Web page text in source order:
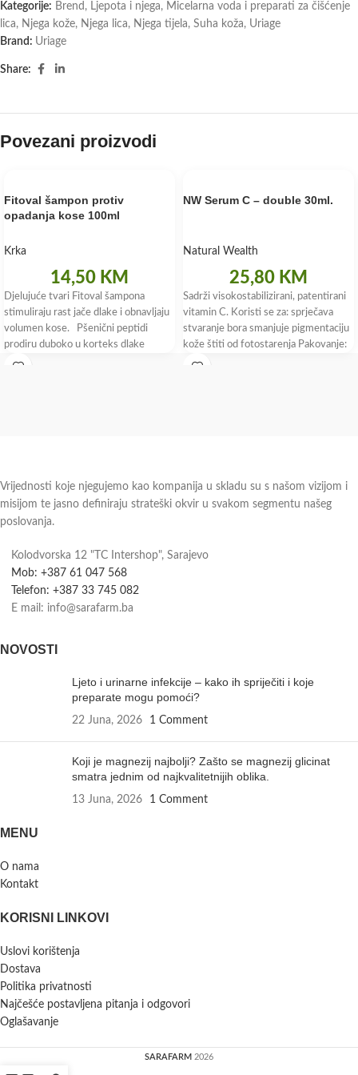
Kategorije: Brend , Ljepota i njega, Micelarna voda i preparati za čišćenje
lica, Njega kože, Njega lica, Njega tijela, Suha koža, Uriage
Brand: Uriage
Share:
Povezani proizvodi
Fitoval šampon protiv
opadanja kose 100ml
Krka
14,50 KM
Djelujuće tvari Fitoval šampona
stimuliraju rast jače dlake i obnavljaju
volumen kose. Pšenični peptidi
prodiru duboko u korteks dlake
NW Serum C – double 30ml.
Natural Wealth
25,80 KM
Sadrži visokostabilizirani, patentirani
vitamin C. Koristi se za: sprječava
stvaranje bora smanjuje pigmentaciju
kože štiti od fotostarenja Pakovanje:
30 ml.
Vrijednosti koje njegujemo kao kompanija u skladu su s našom vizijom i
misijom te jasno definiraju strateški okvir u svakom segmentu našeg
poslovanja.
Kolodvorska 12 "TC Intershop", Sarajevo
Mob: +387 61 047 568
Telefon: +387 33 745 082
E mail: info@sarafarm.ba
NOVOSTI
Ljeto i urinarne infekcije – kako ih spriječiti i koje
preparate mogu pomoći?
22 Juna, 2026 1 Comment
Koji je magnezij najbolji? Zašto se magnezij glicinat
smatra jednim od najkvalitetnijih oblika.
13 Juna, 2026 1 Comment
MENU
O nama
Kontakt
KORISNI LINKOVI
Uslovi korištenja
Dostava
Politika privatnosti
Najčešće postavljena pitanja i odgovori
Oglašavanje
SARAFARM 2026